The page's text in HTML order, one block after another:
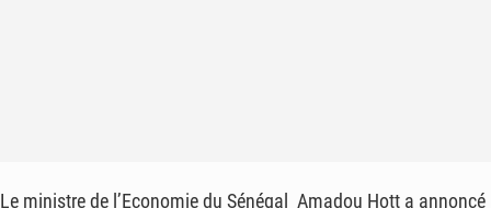
Le ministre de l’Economie du Sénégal Amadou Hott a annoncé